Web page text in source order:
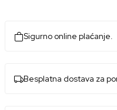
Sigurno online plaćanje.
Besplatna dostava za